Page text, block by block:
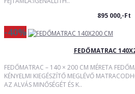
895 000,-Ft
-40%
FEDŐMATRAC
FEDŐMATRAC – 140 × 200 CM MÉRETA
KÉNYELMI KIEGÉSZÍTŐ MEGLÉVŐ
AZ ALVÁS MINŐSÉGÉT ÉS K..